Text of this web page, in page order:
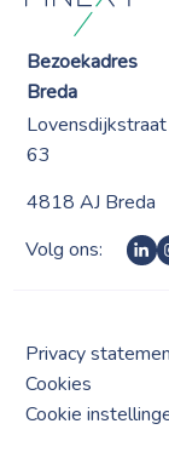
Bezoekadres
Breda
Lovensdijkstraat
63
4818 AJ Breda
Volg ons:
Privacy
Cookies
Cookie